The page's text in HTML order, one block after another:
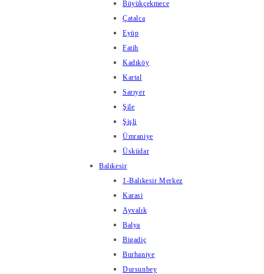
Büyükçekmece
Çatalca
Eyüp
Fatih
Kadıköy
Kartal
Sarıyer
Şile
Şişli
Ümraniye
Üsküdar
Balıkesir
1-Balıkesir Merkez
Karasi
Ayvalık
Balya
Bigadiç
Burhaniye
Dursunbey